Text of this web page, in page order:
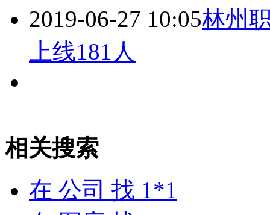
2019-06-27 10:05林州
上线181人
相关搜索
在 公司 找 1*1